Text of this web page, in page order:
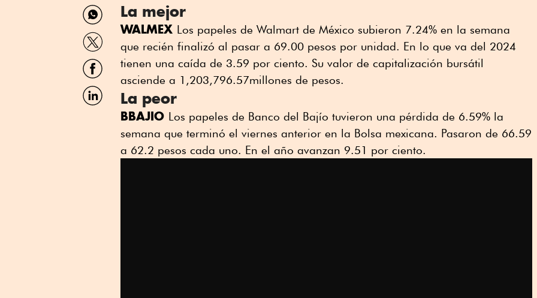
Compartir
por
WhatsApp
Compartir
por
Twitter
Compartir
por
Facebook
Compartir
por
La mejor
WALMEX Los papeles de Walmart de México subieron 7.24% en la semana
que recién finalizó al pasar a 69.00 pesos por unidad. En lo que va del 2024
tienen una caída de 3.59 por ciento. Su valor de capitalización bursátil
asciende a 1,203,796.57millones de pesos.
La peor
BBAJIO Los papeles de Banco del Bajío tuvieron una pérdida de 6.59% la
semana que terminó el viernes anterior en la Bolsa mexicana. Pasaron de 66.59
a 62.2 pesos cada uno. En el año avanzan 9.51 por ciento.